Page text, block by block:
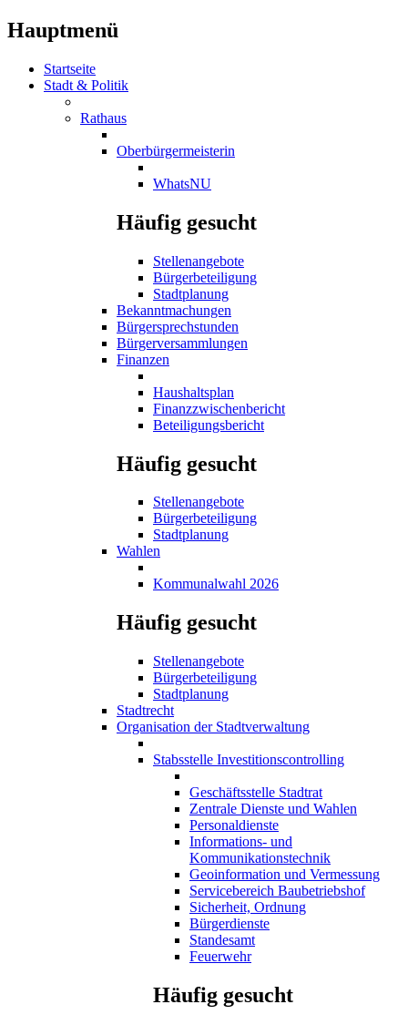
Hauptmenü
Startseite
Stadt & Politik
Rathaus
Oberbürgermeisterin
WhatsNU
Häufig gesucht
Stellenangebote
Bürgerbeteiligung
Stadtplanung
Bekanntmachungen
Bürgersprechstunden
Bürgerversammlungen
Finanzen
Haushaltsplan
Finanzzwischenbericht
Beteiligungsbericht
Häufig gesucht
Stellenangebote
Bürgerbeteiligung
Stadtplanung
Wahlen
Kommunalwahl 2026
Häufig gesucht
Stellenangebote
Bürgerbeteiligung
Stadtplanung
Stadtrecht
Organisation der Stadtverwaltung
Stabsstelle Investitionscontrolling
Geschäftsstelle Stadtrat
Zentrale Dienste und Wahlen
Personaldienste
Informations- und
Kommunikationstechnik
Geoinformation und Vermessung
Servicebereich Baubetriebshof
Sicherheit, Ordnung
Bürgerdienste
Standesamt
Feuerwehr
Häufig gesucht